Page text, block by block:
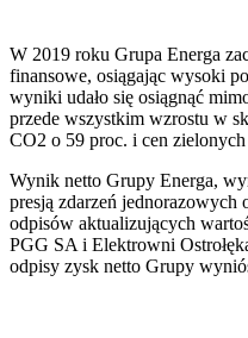
W 2019 roku Grupa Energa
finansowe, osiągając wysoki
wyniki udało się osiągnąć
przede wszystkim wzrostu w
CO2 o 59 proc. i cen
Wynik netto Grupy Energa,
presją zdarzeń jednorazowych
odpisów aktualizujących
PGG SA i Elektrowni
odpisy zysk netto Grupy